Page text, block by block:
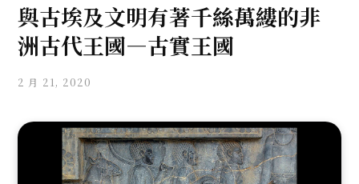
與古埃及文明有著千絲萬縷的非
洲古代王國—古實王國
2 月 21, 2020